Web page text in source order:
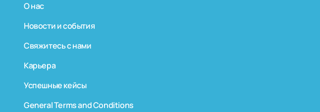
О нас
Новости и события
Свяжитесь с нами
Карьера
Успешные кейсы
General Terms and Conditions